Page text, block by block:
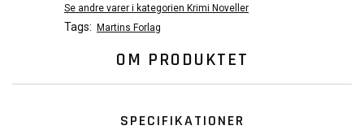
Se andre varer i kategorien Krimi Noveller
Tags: Martins Forlag
OM PRODUKTET
SPECIFIKATIONER